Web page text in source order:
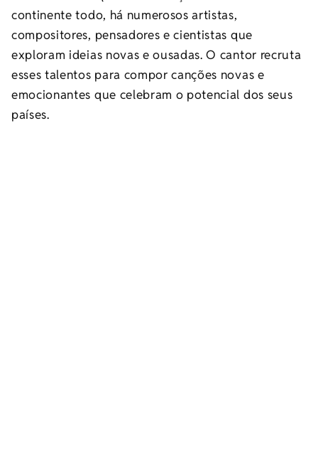
continente todo, há numerosos artistas,
compositores, pensadores e cientistas que
exploram ideias novas e ousadas. O cantor recruta
esses talentos para compor canções novas e
emocionantes que celebram o potencial dos seus
países.